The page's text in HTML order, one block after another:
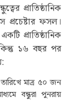
প্রাতিষ্ঠানিক
প্রচেষ্টার ফসল।
প্রাতিষ্ঠানিক
১৬ বছর পর
মাত্র ৫০ জন
বন্ধুরা পুনরায়